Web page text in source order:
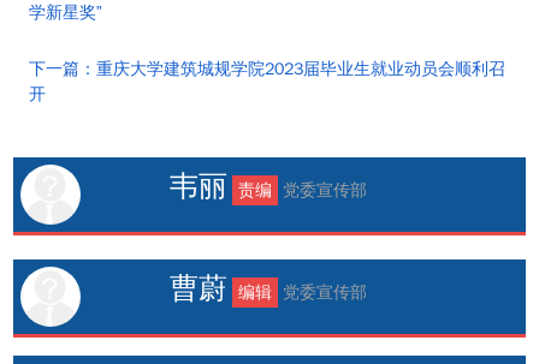
学新星奖”
下一篇：重庆大学建筑城规学院2023届毕业生就业动员会顺利召
开
韦丽 责编 党委宣传部
曹蔚 编辑 党委宣传部